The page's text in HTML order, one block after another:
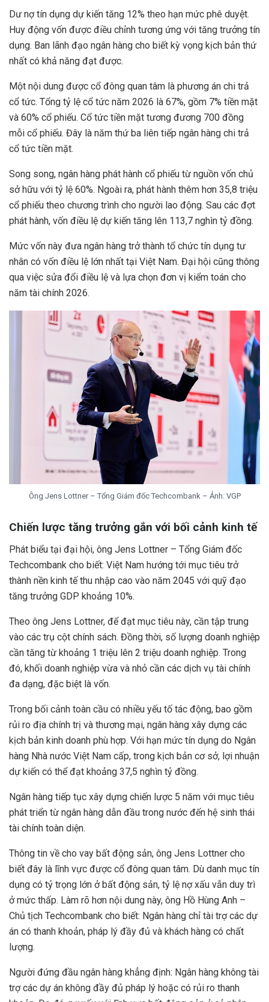
Dư nợ tín dụng dự kiến tăng 12% theo hạn mức phê duyệt.
Huy động vốn được điều chỉnh tương ứng với tăng trưởng tín
dụng. Ban lãnh đạo ngân hàng cho biết kỳ vọng kịch bản thứ
nhất có khả năng đạt được.
Một nội dung được cổ đông quan tâm là phương án chi trả
cổ tức. Tổng tỷ lệ cổ tức năm 2026 là 67%, gồm 7% tiền mặt
và 60% cổ phiếu. Cổ tức tiền mặt tương đương 700 đồng
mỗi cổ phiếu. Đây là năm thứ ba liên tiếp ngân hàng chi trả
cổ tức tiền mặt.
Song song, ngân hàng phát hành cổ phiếu từ nguồn vốn chủ
sở hữu với tỷ lệ 60%. Ngoài ra, phát hành thêm hơn 35,8 triệu
cổ phiếu theo chương trình cho người lao động. Sau các đợt
phát hành, vốn điều lệ dự kiến tăng lên 113,7 nghìn tỷ đồng.
Mức vốn này đưa ngân hàng trở thành tổ chức tín dụng tư
nhân có vốn điều lệ lớn nhất tại Việt Nam. Đại hội cũng thông
qua việc sửa đổi điều lệ và lựa chọn đơn vị kiểm toán cho
năm tài chính 2026.
Ông Jens Lottner – Tổng Giám đốc Techcombank – Ảnh: VGP
Chiến lược tăng trưởng gắn với bối cảnh kinh tế
Phát biểu tại đại hội, ông Jens Lottner – Tổng Giám đốc
Techcombank cho biết: Việt Nam hướng tới mục tiêu trở
thành nền kinh tế thu nhập cao vào năm 2045 với quỹ đạo
tăng trưởng GDP khoảng 10%.
Theo ông Jens Lottner, để đạt mục tiêu này, cần tập trung
vào các trụ cột chính sách. Đồng thời, số lượng doanh nghiệp
cần tăng từ khoảng 1 triệu lên 2 triệu doanh nghiệp. Trong
đó, khối doanh nghiệp vừa và nhỏ cần các dịch vụ tài chính
đa dạng, đặc biệt là vốn.
Trong bối cảnh toàn cầu có nhiều yếu tố tác động, bao gồm
rủi ro địa chính trị và thương mại, ngân hàng xây dựng các
kịch bản kinh doanh phù hợp. Với hạn mức tín dụng do Ngân
hàng Nhà nước Việt Nam cấp, trong kịch bản cơ sở, lợi nhuận
dự kiến có thể đạt khoảng 37,5 nghìn tỷ đồng.
Ngân hàng tiếp tục xây dựng chiến lược 5 năm với mục tiêu
phát triển từ ngân hàng dẫn đầu trong nước đến hệ sinh thái
tài chính toàn diện.
Thông tin về cho vay bất động sản, ông Jens Lottner cho
biết đây là lĩnh vực được cổ đông quan tâm. Dù danh mục tín
dụng có tỷ trọng lớn ở bất động sản, tỷ lệ nợ xấu vẫn duy trì
ở mức thấp. Làm rõ hơn nội dung này, ông Hồ Hùng Anh –
Chủ tịch Techcombank cho biết: Ngân hàng chỉ tài trợ các dự
án có thanh khoản, pháp lý đầy đủ và khách hàng có chất
lượng.
Người đứng đầu ngân hàng khẳng định: Ngân hàng không tài
trợ các dự án không đầy đủ pháp lý hoặc có rủi ro thanh